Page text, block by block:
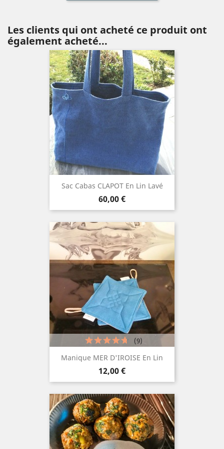
Les clients qui ont acheté ce produit ont
également acheté...
Sac Cabas CLAPOT En Lin Lavé
Prix
60,00 €
Manique MER D'IROISE En Lin
Prix
12,00 €
(9)